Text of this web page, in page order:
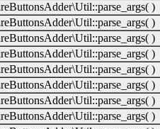
)
)
)
)
)
)
)
)